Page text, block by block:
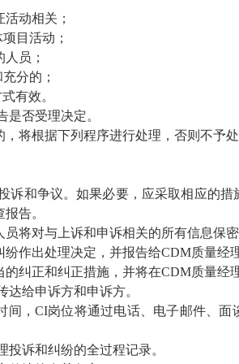
动相关；
目活动；
员；
分的；
有效。
是否受理决定。
，将根据下列程序进行处理，否则不予
诉和争议。如果必要，应采取相应的
告。
员将对与上诉和申诉相关的所有信息保
纷作出处理决定，并报告给CDM质量经
的纠正和纠正措施，并将在CDM质量经
达给申诉方和申诉方。
间，CI岗位将通过电话、电子邮件、
投诉和纠纷的全过程记录。